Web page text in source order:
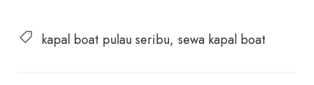
kapal boat pulau seribu sewa kapal boat